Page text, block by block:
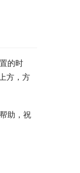
的时
方，方
助，祝